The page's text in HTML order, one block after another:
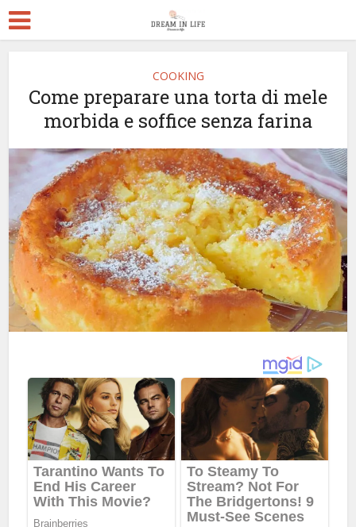
COOKING
Come preparare una torta di mele
morbida e soffice senza farina